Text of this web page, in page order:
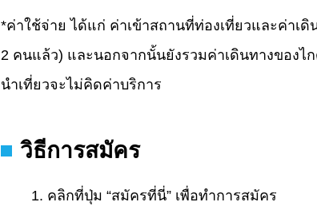
*ค่าใช้จ่าย ได้แก่ ค่าเข้าสถานที่ท่องเที่ยวและค่าเ
2 คนแล้ว) และนอกจากนั้นยังรวมค่าเดินทางของไ
นำเที่ยวจะไม่คิดค่าบริการ
วิธีการสมัคร
คลิกที่ปุ่ม “สมัครที่นี่” เพื่อทำการสมัคร